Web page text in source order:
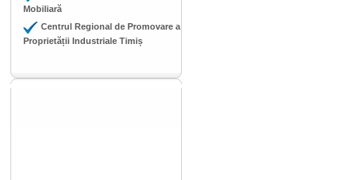
Mobiliară
Centrul Regional de Promovare a
Proprietății Industriale Timiș